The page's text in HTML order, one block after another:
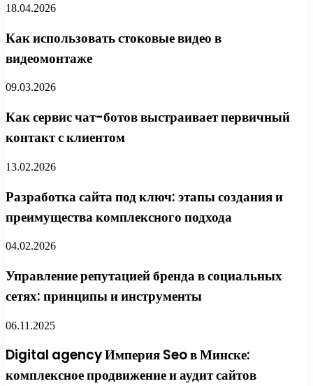
18.04.2026
Как использовать стоковые видео в
видеомонтаже
09.03.2026
Как сервис чат-ботов выстраивает первичный
контакт с клиентом
13.02.2026
Разработка сайта под ключ: этапы создания и
преимущества комплексного подхода
04.02.2026
Управление репутацией бренда в социальных
сетях: принципы и инструменты
06.11.2025
Digital agency Империя Seo в Минске:
комплексное продвижение и аудит сайтов